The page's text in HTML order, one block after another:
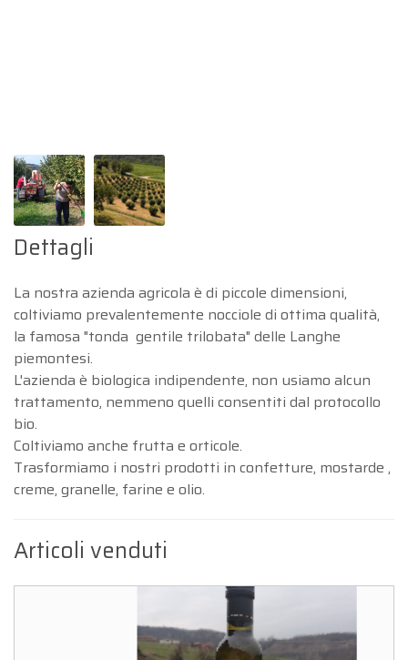
Dettagli
La nostra azienda agricola è di piccole dimensioni,
coltiviamo prevalentemente nocciole di ottima qualità,
la famosa "tonda gentile trilobata" delle Langhe
piemontesi.
L'azienda è biologica indipendente, non usiamo alcun
trattamento, nemmeno quelli consentiti dal protocollo
bio.
Coltiviamo anche frutta e orticole.
Trasformiamo i nostri prodotti in confetture, mostarde ,
creme, granelle, farine e olio.
Articoli venduti